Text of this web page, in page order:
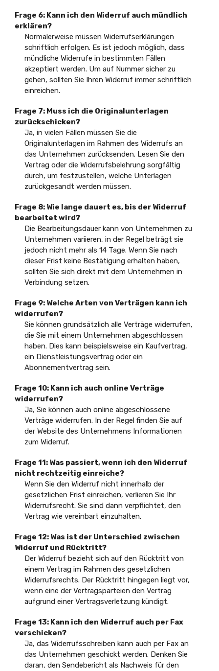
Frage 6: Kann ich den Widerruf auch mündlich
erklären?
Normalerweise müssen Widerrufserklärungen
schriftlich erfolgen. Es ist jedoch möglich, dass
mündliche Widerrufe in bestimmten Fällen
akzeptiert werden. Um auf Nummer sicher zu
gehen, sollten Sie Ihren Widerruf immer schriftlich
einreichen.
Frage 7: Muss ich die Originalunterlagen
zurückschicken?
Ja, in vielen Fällen müssen Sie die
Originalunterlagen im Rahmen des Widerrufs an
das Unternehmen zurücksenden. Lesen Sie den
Vertrag oder die Widerrufsbelehrung sorgfältig
durch, um festzustellen, welche Unterlagen
zurückgesandt werden müssen.
Frage 8: Wie lange dauert es, bis der Widerruf
bearbeitet wird?
Die Bearbeitungsdauer kann von Unternehmen zu
Unternehmen variieren, in der Regel beträgt sie
jedoch nicht mehr als 14 Tage. Wenn Sie nach
dieser Frist keine Bestätigung erhalten haben,
sollten Sie sich direkt mit dem Unternehmen in
Verbindung setzen.
Frage 9: Welche Arten von Verträgen kann ich
widerrufen?
Sie können grundsätzlich alle Verträge widerrufen,
die Sie mit einem Unternehmen abgeschlossen
haben. Dies kann beispielsweise ein Kaufvertrag,
ein Dienstleistungsvertrag oder ein
Abonnementvertrag sein.
Frage 10: Kann ich auch online Verträge
widerrufen?
Ja, Sie können auch online abgeschlossene
Verträge widerrufen. In der Regel finden Sie auf
der Website des Unternehmens Informationen
zum Widerruf.
Frage 11: Was passiert, wenn ich den Widerruf
nicht rechtzeitig einreiche?
Wenn Sie den Widerruf nicht innerhalb der
gesetzlichen Frist einreichen, verlieren Sie Ihr
Widerrufsrecht. Sie sind dann verpflichtet, den
Vertrag wie vereinbart einzuhalten.
Frage 12: Was ist der Unterschied zwischen
Widerruf und Rücktritt?
Der Widerruf bezieht sich auf den Rücktritt von
einem Vertrag im Rahmen des gesetzlichen
Widerrufsrechts. Der Rücktritt hingegen liegt vor,
wenn eine der Vertragsparteien den Vertrag
aufgrund einer Vertragsverletzung kündigt.
Frage 13: Kann ich den Widerruf auch per Fax
verschicken?
Ja, das Widerrufsschreiben kann auch per Fax an
das Unternehmen geschickt werden. Denken Sie
daran, den Sendebericht als Nachweis für den